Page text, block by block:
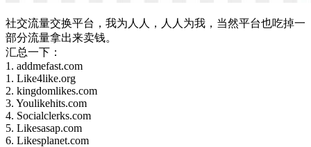
社交流量交换平台，我为人人，人人为我，当然平台也吃掉一
部分流量拿出来卖钱。
汇总一下：
1. addmefast.com
1. Like4like.org
2. kingdomlikes.com
3. Youlikehits.com
4. Socialclerks.com
5. Likesasap.com
6. Likesplanet.com